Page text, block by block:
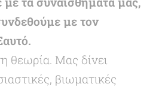
ούμε με τον
θεωρία. Μας δίνει
βιωματικές